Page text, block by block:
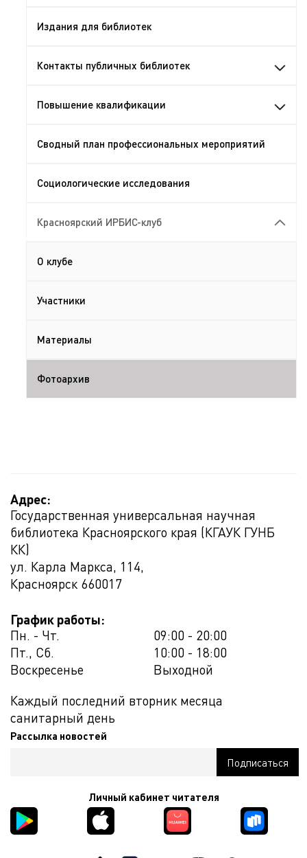
Издания для библиотек
Контакты публичных библиотек
Повышение квалификации
Сводный план профессиональных мероприятий
Социологические исследования
Красноярский ИРБИС-клуб
О клубе
Участники
Материалы
Фотоархив
Адрес:
Государственная универсальная научная
библиотека Красноярского края (КГАУК ГУНБ
КК)
ул. Карла Маркса, 114,
Красноярск 660017
График работы:
Пн. - Чт.
09:00 - 20:00
Пт., Сб.
10:00 - 18:00
Воскресенье
Выходной
Каждый последний вторник месяца
санитарный день
Рассылка новостей
Личный кабинет читателя